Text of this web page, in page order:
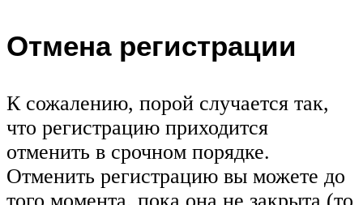
Отмена регистрации
К сожалению, порой случается так,
что регистрацию приходится
отменить в срочном порядке.
Отменить регистрацию вы можете до